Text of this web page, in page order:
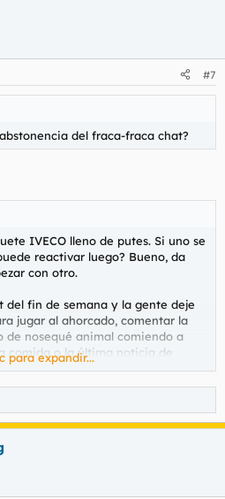
#7
del fraca-fraca chat?
IVECO lleno de putes. Si uno se
reactivar luego? Bueno, da
con otro.
del fin de semana y la gente deje
jugar al ahorcado, comentar la
de nosequé animal comiendo a
comida o la última noticia de
de turno y se deje la apertura
importantes y que
un email.
deriva, hermanazos.
para expandir...